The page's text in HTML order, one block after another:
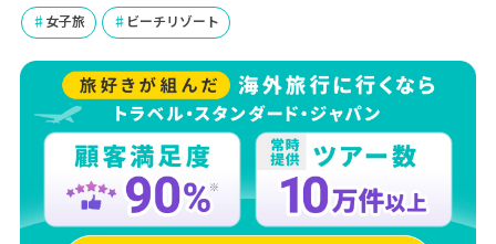
女子旅 ビーチリゾート